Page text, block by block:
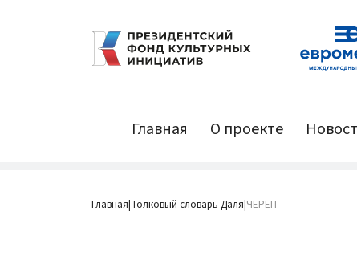
Главная О проекте
Главная|Толковый словарь Даля|ЧЕРЕП